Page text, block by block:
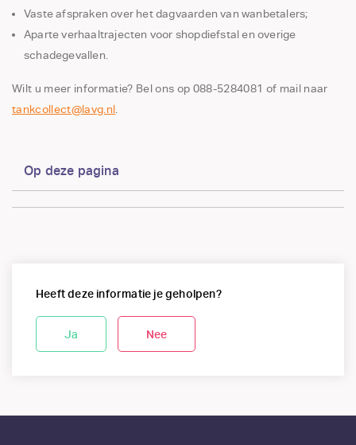
Vaste afspraken over het dagvaarden van wanbetalers;
Aparte verhaaltrajecten voor shopdiefstal en overige
schadegevallen.
Wilt u meer informatie? Bel ons op 088-5284081 of mail naar
tankcollect@lavg.nl
Op deze pagina
Heeft deze informatie je geholpen?
Ja Nee